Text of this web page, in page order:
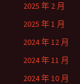
2025 年 2 月
2025 年 1 月
2024 年 12 月
2024 年 11 月
2024 年 10 月